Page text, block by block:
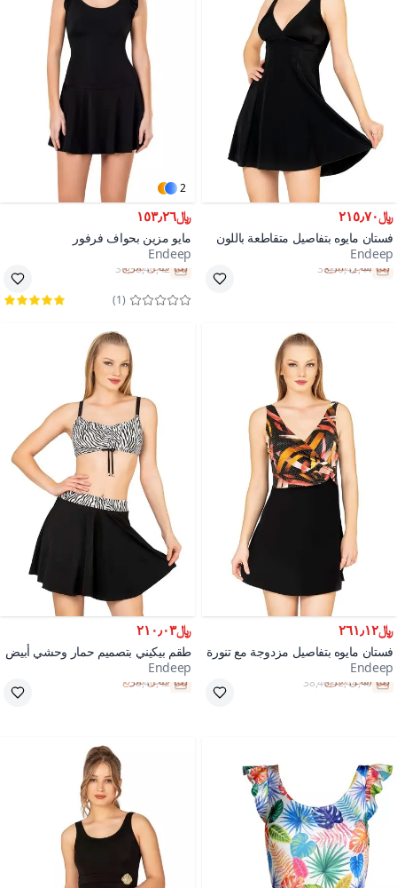
﷼٢١٥٫٧٠
فستان مايوه بتفاصيل متقاطعة باللون
الأسود
Endeep
شحن سريع
2
﷼١٥٣٫٢٦
مايو مزين بحواف فرفور
Endeep
شحن سريع
(
1
)
﷼٢٦١٫١٢
فستان مايوه بتفاصيل مزدوجة مع تنورة
سوداء
Endeep
شحن سريع
﷼٢١٠٫٠٣
طقم بيكيني بتصميم حمار وحشي أبيض
وأسود مع تنورة لامعة
Endeep
شحن سريع